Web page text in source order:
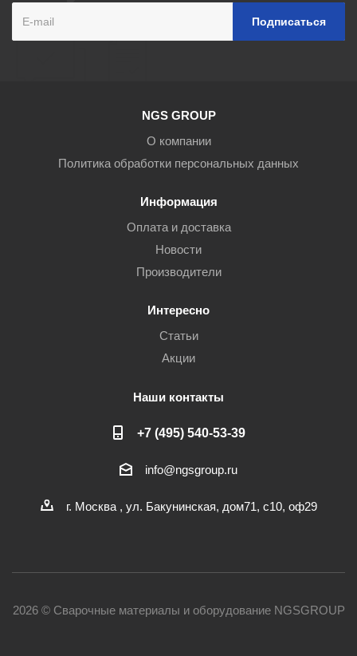
NGS GROUP
О компании
Политика обработки персональных данных
Информация
Оплата и доставка
Новости
Производители
Интересно
Статьи
Акции
Наши контакты
+7 (495) 540-53-39
info@ngsgroup.ru
г. Москва , ул. Бакунинская, дом71, с10, оф29
2026 © Сварочные материалы и оборудование NGSGROUP